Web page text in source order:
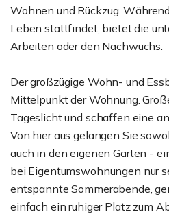
Wohnen und Rückzug.
Leben stattfindet, bietet die
Arbeiten oder den Nachwuchs.
Der großzügige Wohn- und
Mittelpunkt der Wohnung.
Tageslicht und schaffen eine
Von hier aus gelangen Sie
auch in den eigenen Garten -
bei Eigentumswohnungen nur
entspannte Sommerabende,
einfach ein ruhiger Platz zum